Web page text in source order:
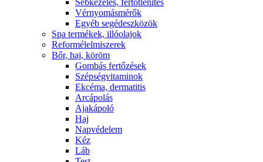
Sebkezelés, fertőtlenítés
Vérnyomásmérők
Egyéb segédeszközök
Spa termékek, illóolajok
Reformélelmiszerek
Bőr, haj, köröm
Gombás fertőzések
Szépségvitaminok
Ekcéma, dermatitis
Arcápolás
Ajakápoló
Haj
Napvédelem
Kéz
Láb